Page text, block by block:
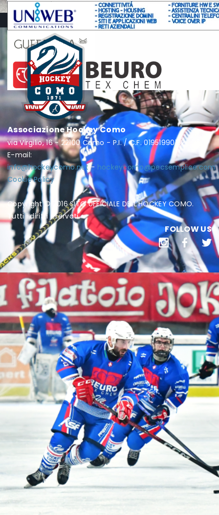
Associazione Hockey Como
via Virgilio, 16 - 22100 Como - P.I. / C.F. 01951990132
E-mail:
info@hockeycomo.net - hockeycomo@pecsemplice.com
Cookie Policy
Copyright © 2016 SITO UFFICIALE DELL'HOCKEY COMO.
Tutti i diritti riservati.
FOLLOW US